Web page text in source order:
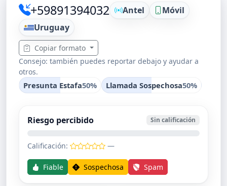
+59891394032 Antel
Móvil
Uruguay
Copiar formato
Consejo: también puedes reportar debajo y ayudar a
otros.
Presunta Estafa50% Llamada Sospechosa50%
Riesgo percibido Sin calificación
Calificación: —
Fiable Sospechosa Spam